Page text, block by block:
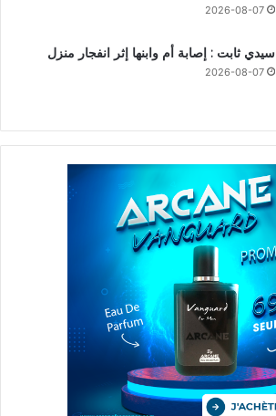
2026-08-07
سيدي ثابت : إصابة أم وابنها إثر انفجار منزل
2026-08-07